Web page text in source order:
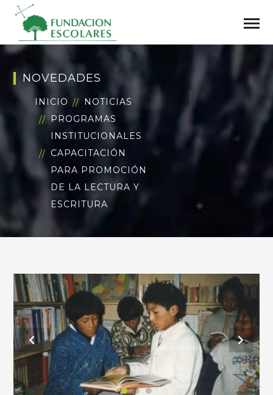
NOVEDADES
INICIO
NOTICIAS
PROGRAMAS
INSTITUCIONALES
CAPACITACIÓN
PARA PROMOCIÓN
DE LA LECTURA Y
ESCRITURA